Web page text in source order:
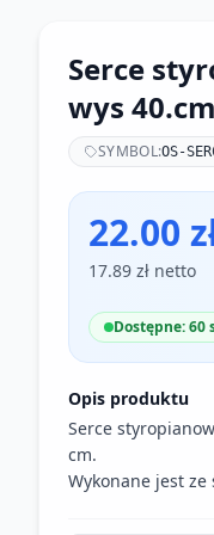
Serce
wys
SYMBOL:OS-
22.00
17.89 zł netto
Dostępne: 60
Opis produktu
Serce
cm.
Wykonane jest